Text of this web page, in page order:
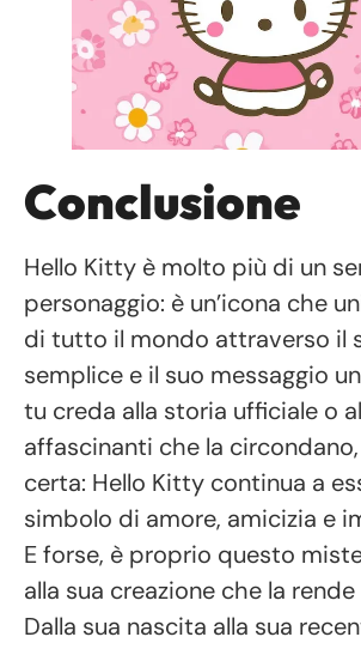
Conclusione
Hello Kitty è molto più di un
personaggio: è un’icona che
di tutto il mondo attraverso il
semplice e il suo messaggio
tu creda alla storia ufficiale o
affascinanti che la
certa: Hello Kitty continua a
simbolo di amore, amicizia e
E forse, è proprio questo
alla sua creazione che la
Dalla sua nascita alla sua